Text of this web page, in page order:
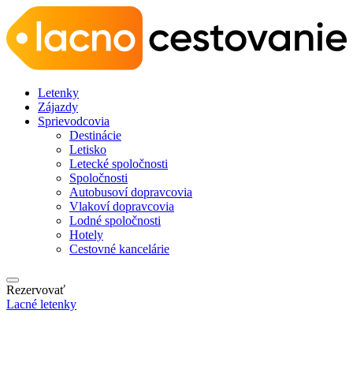
Letenky
Zájazdy
Sprievodcovia
Destinácie
Letisko
Letecké spoločnosti
Spoločnosti
Autobusoví dopravcovia
Vlakoví dopravcovia
Lodné spoločnosti
Hotely
Cestovné kancelárie
Rezervovať
Lacné letenky